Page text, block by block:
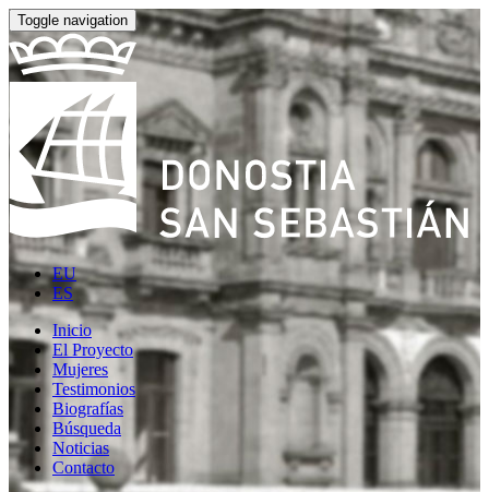
Toggle navigation
EU
ES
Inicio
El Proyecto
Mujeres
Testimonios
Biografías
Búsqueda
Noticias
Contacto